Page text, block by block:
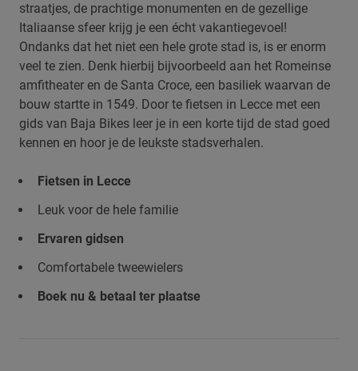
straatjes, de prachtige monumenten en de gezellige
Italiaanse sfeer krijg je een écht vakantiegevoel!
Ondanks dat het niet een hele grote stad is, is er enorm
veel te zien. Denk hierbij bijvoorbeeld aan het Romeinse
amfitheater en de Santa Croce, een basiliek waarvan de
bouw startte in 1549. Door te fietsen in Lecce met een
gids van Baja Bikes leer je in een korte tijd de stad goed
kennen en hoor je de leukste stadsverhalen.
Fietsen in Lecce
Leuk voor de hele familie
Ervaren gidsen
Comfortabele tweewielers
Boek nu & betaal ter plaatse